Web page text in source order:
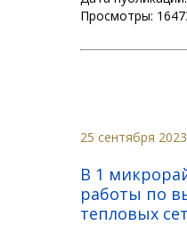
Просмотры:
25 сентября 2023
В 1
работы по
тепловых